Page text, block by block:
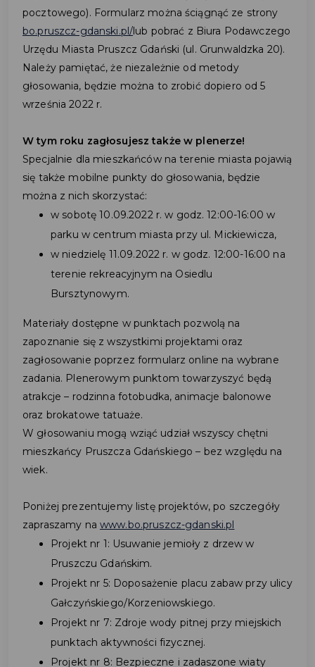
pocztowego). Formularz można ściągnąć ze strony
bo.pruszcz-gdanski.pl/lub pobrać z Biura Podawczego
Urzędu Miasta Pruszcz Gdański (ul. Grunwaldzka 20).
Należy pamiętać, że niezależnie od metody
głosowania, będzie można to zrobić dopiero od 5
września 2022 r.
W tym roku zagłosujesz także w plenerze!
Specjalnie dla mieszkańców na terenie miasta pojawią
się także mobilne punkty do głosowania, będzie
można z nich skorzystać:
w sobotę 10.09.2022 r. w godz. 12:00-16:00 w
parku w centrum miasta przy ul. Mickiewicza,
w niedzielę 11.09.2022 r. w godz. 12:00-16:00 na
terenie rekreacyjnym na Osiedlu
Bursztynowym.
Materiały dostępne w punktach pozwolą na
zapoznanie się z wszystkimi projektami oraz
zagłosowanie poprzez formularz online na wybrane
zadania. Plenerowym punktom towarzyszyć będą
atrakcje – rodzinna fotobudka, animacje balonowe
oraz brokatowe tatuaże.
W głosowaniu mogą wziąć udział wszyscy chętni
mieszkańcy Pruszcza Gdańskiego – bez względu na
wiek.
Poniżej prezentujemy listę projektów, po szczegóły
zapraszamy na www.bo.pruszcz-gdanski.pl
Projekt nr 1: Usuwanie jemioły z drzew w
Pruszczu Gdańskim.
Projekt nr 5: Doposażenie placu zabaw przy ulicy
Gałczyńskiego/Korzeniowskiego.
Projekt nr 7: Zdroje wody pitnej przy miejskich
punktach aktywności fizycznej.
Projekt nr 8: Bezpieczne i zadaszone wiaty